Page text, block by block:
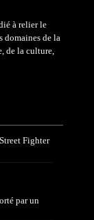
à relier le
domaines de la
de la culture,
Fighter
par un